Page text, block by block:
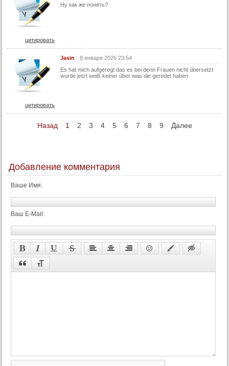
36 серия
36 серия (суб)
37 серия
38 серия
38 серия (суб)
41 серия (суб)
42 серия
42 серия (суб)
43 серия
43 серия (суб)
44 серия
44 серия (суб)
45 серия
48 серия
Ну как же понять?
цитировать
Jasin
8 января 2026 23:54
Es hat mich aufgeregt das es bei denn Frauen nicht übersetzt
wurde jetzt weiß keiner über was die geredet haben
цитировать
Назад 1 2 3 4 5 6 7 8 9 Далее
Добавление комментария
Ваше Имя:
Ваш E-Mail: